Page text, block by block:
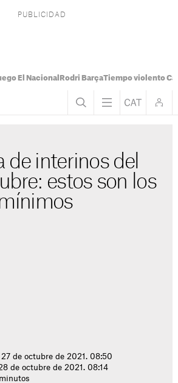
El Nacional Rodri BarçaTiempo violento
de interinos del
estos son los
de octubre de 2021. 08:50
de octubre de 2021. 08:14